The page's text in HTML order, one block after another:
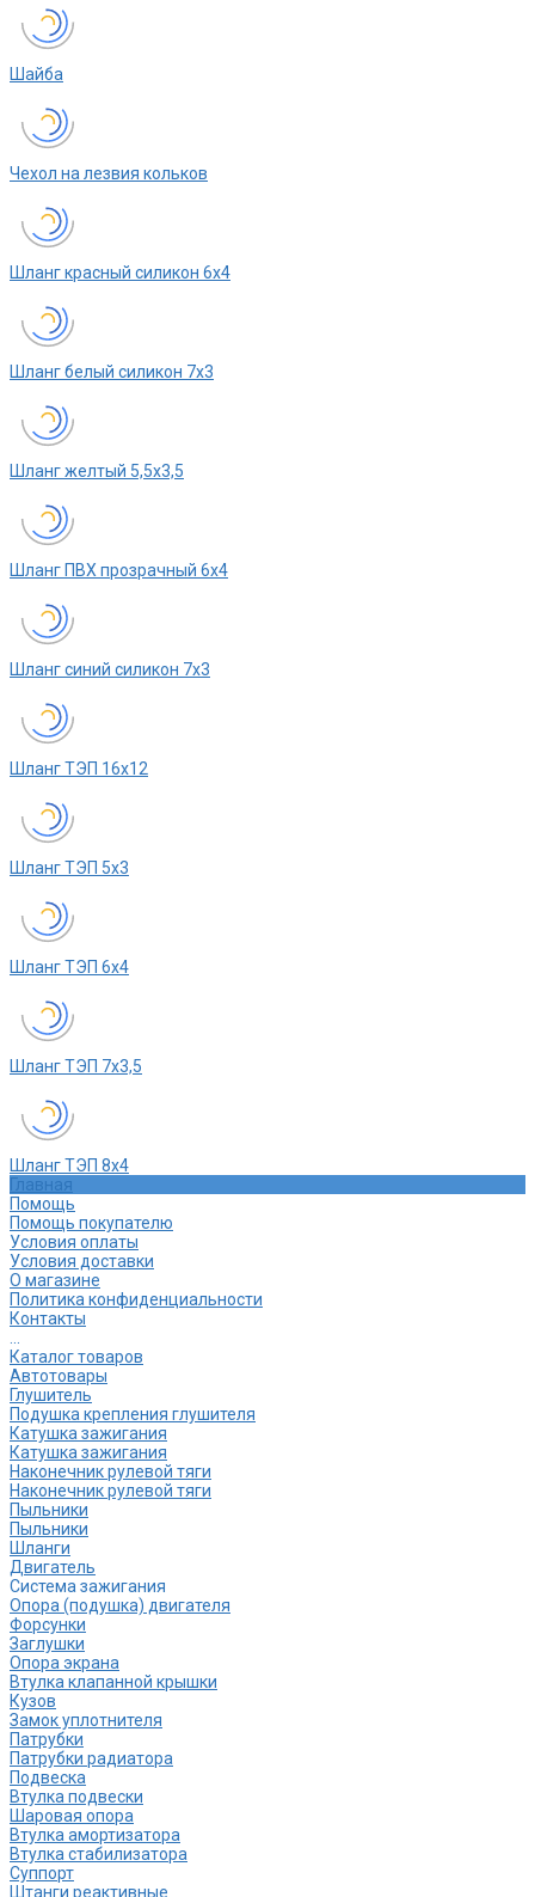
Шайба
Чехол на лезвия кольков
Шланг красный силикон 6х4
Шланг белый силикон 7х3
Шланг желтый 5,5х3,5
Шланг ПВХ прозрачный 6х4
Шланг синий силикон 7х3
Шланг ТЭП 16х12
Шланг ТЭП 5х3
Шланг ТЭП 6х4
Шланг ТЭП 7х3,5
Шланг ТЭП 8х4
Главная
Помощь
Помощь покупателю
Условия оплаты
Условия доставки
О магазине
Политика конфиденциальности
Контакты
...
Каталог товаров
Автотовары
Глушитель
Подушка крепления глушителя
Катушка зажигания
Катушка зажигания
Наконечник рулевой тяги
Наконечник рулевой тяги
Пыльники
Пыльники
Шланги
Двигатель
Система зажигания
Опора (подушка) двигателя
Форсунки
Заглушки
Опора экрана
Втулка клапанной крышки
Кузов
Замок уплотнителя
Патрубки
Патрубки радиатора
Подвеска
Втулка подвески
Шаровая опора
Втулка амортизатора
Втулка стабилизатора
Cуппорт
Штанги реактивные